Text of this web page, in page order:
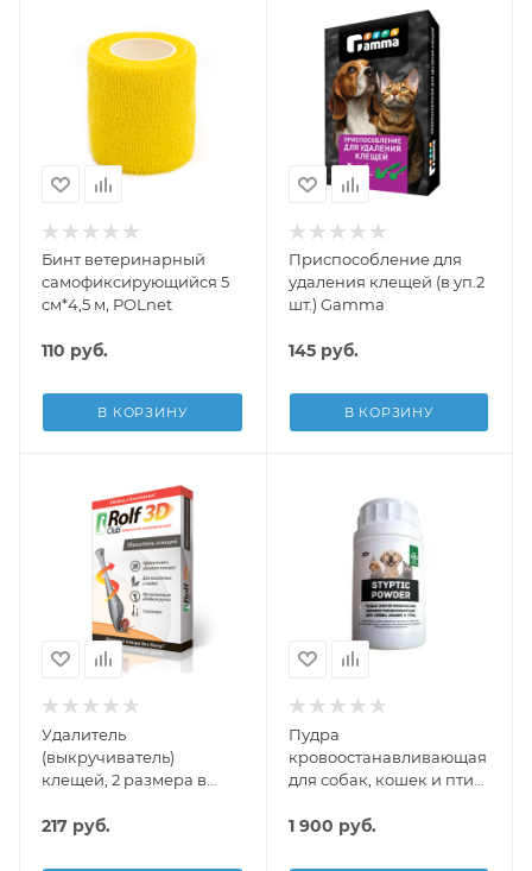
Бинт ветеринарный
самофиксирующийся 5
см*4,5 м, POLnet
110 руб.
В КОРЗИНУ
Приспособление для
удаления клещей (в уп.2
шт.) Gamma
145руб.
В КОРЗИНУ
Удалитель
(выкручиватель)
клещей, 2 размера в
217 руб.
Пудра
кровоостанавливающая
для собак, кошек и птиц,
1 900 руб.